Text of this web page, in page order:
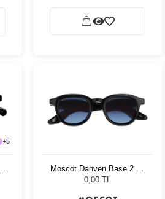
+5
Moscot Dahven Base 2 47
Black Denim Blue
0,00 TL